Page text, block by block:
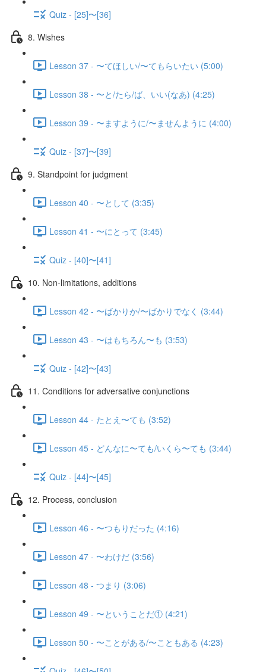
Quiz - [25]〜[36]
8. Wishes
Lesson 37 - 〜てほしい/〜てもらいたい (5:00)
Lesson 38 - 〜と/たら/ば、いい(なあ) (4:25)
Lesson 39 - 〜ますように/〜ませんように (4:00)
Quiz - [37]〜[39]
9. Standpoint for judgment
Lesson 40 - 〜として (3:35)
Lesson 41 - 〜にとって (3:45)
Quiz - [40]〜[41]
10. Non-limitations, additions
Lesson 42 - 〜ばかりか/〜ばかりでなく (3:44)
Lesson 43 - 〜はもちろん〜も (3:53)
Quiz - [42]〜[43]
11. Conditions for adversative conjunctions
Lesson 44 - たとえ〜ても (3:52)
Lesson 45 - どんなに〜ても/いくら〜ても (3:44)
Quiz - [44]〜[45]
12. Process, conclusion
Lesson 46 - 〜つもりだった (4:16)
Lesson 47 - 〜わけだ (3:56)
Lesson 48 - つまり (3:06)
Lesson 49 - 〜ということだ① (4:21)
Lesson 50 - 〜ことがある/〜こともある (4:23)